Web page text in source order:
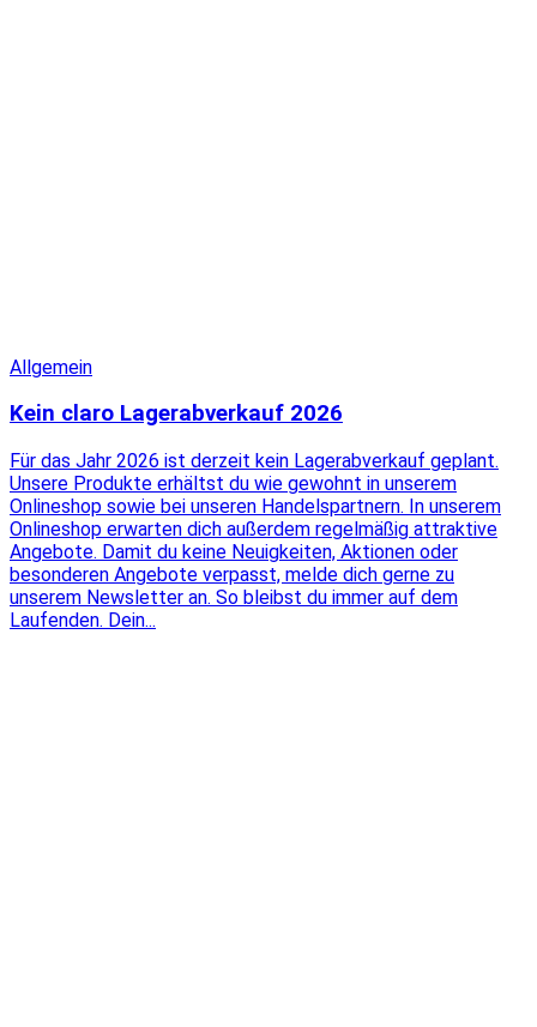
Allgemein
Kein claro Lagerabverkauf 2026
Für das Jahr 2026 ist derzeit kein Lagerabverkauf geplant.
Unsere Produkte erhältst du wie gewohnt in unserem
Onlineshop sowie bei unseren Handelspartnern. In unserem
Onlineshop erwarten dich außerdem regelmäßig attraktive
Angebote. Damit du keine Neuigkeiten, Aktionen oder
besonderen Angebote verpasst, melde dich gerne zu
unserem Newsletter an. So bleibst du immer auf dem
Laufenden. Dein...